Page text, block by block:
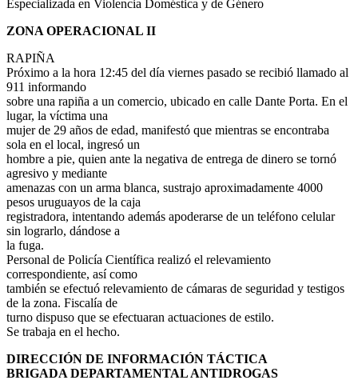
Especializada en Violencia Doméstica y de Género
ZONA OPERACIONAL II
RAPIÑA
Próximo a la hora 12:45 del día viernes pasado se recibió llamado al
911 informando
sobre una rapiña a un comercio, ubicado en calle Dante Porta. En el
lugar, la víctima una
mujer de 29 años de edad, manifestó que mientras se encontraba
sola en el local, ingresó un
hombre a pie, quien ante la negativa de entrega de dinero se tornó
agresivo y mediante
amenazas con un arma blanca, sustrajo aproximadamente 4000
pesos uruguayos de la caja
registradora, intentando además apoderarse de un teléfono celular
sin lograrlo, dándose a
la fuga.
Personal de Policía Científica realizó el relevamiento
correspondiente, así como
también se efectuó relevamiento de cámaras de seguridad y testigos
de la zona. Fiscalía de
turno dispuso que se efectuaran actuaciones de estilo.
Se trabaja en el hecho.
DIRECCIÓN DE INFORMACIÓN TÁCTICA
BRIGADA DEPARTAMENTAL ANTIDROGAS